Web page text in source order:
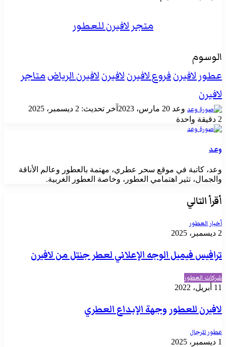
متجر لافيرن للعطور
الوسوم
عطور لافيرنفروع لافيرنلافيرنلافيرن الرياضمتاجر
لافيرن
وعد أرسل
20 مارس، 2023
آخر تحديث: 2 ديسمبر، 2025
2 دقيقة واحدة
وعد
وعد، كاتبة في موقع سحر عطري، مهتمة بالعطور وعالم الأناقة
والجمال، تثير اهتمامي العطور، وخاصة العطور الغربية.
أقرأ التالي
أخبار العطور
2 ديسمبر، 2025
ترافيس فيميل الوجه الإعلاني لعطر جنتل من لافيرن
شركات العطور
11 أبريل، 2022
لافيرن للعطور وجهة الإبداع العطري
عطور للرجال
1 ديسمبر، 2025